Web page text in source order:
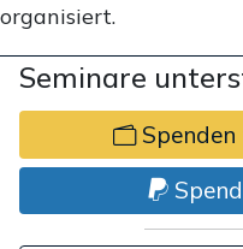
organisiert.
Seminare
Spenden